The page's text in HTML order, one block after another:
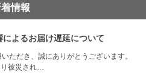
情報
よるお届け遅延について
ただき、誠にありがとうございます。
り被災され…